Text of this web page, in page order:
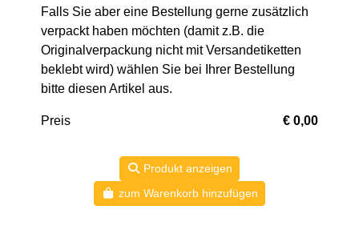
Falls Sie aber eine Bestellung gerne zusätzlich
verpackt haben möchten (damit z.B. die
Originalverpackung nicht mit Versandetiketten
beklebt wird) wählen Sie bei Ihrer Bestellung
bitte diesen Artikel aus.
Preis € 0,00
Produkt anzeigen
zum Warenkorb hinzufügen